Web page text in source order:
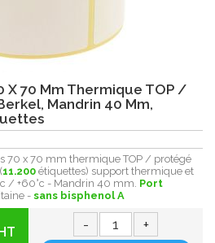
X 70 Mm Thermique TOP /
Mandrin 40 Mm,
70 x 70 mm thermique TOP / protégé
11.200 étiquettes) support thermique et
/ +60°c - Mandrin 40 mm. Port
- sans bisphenol A
- +